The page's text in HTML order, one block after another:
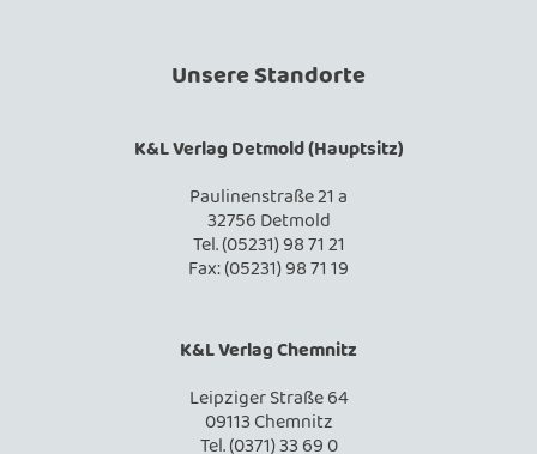
Unsere Standorte
K&L Verlag Detmold (Hauptsitz)
Paulinenstraße 21 a
32756 Detmold
Tel. (05231) 98 71 21
Fax: (05231) 98 71 19
K&L Verlag Chemnitz
Leipziger Straße 64
09113 Chemnitz
Tel. (0371) 33 69 0